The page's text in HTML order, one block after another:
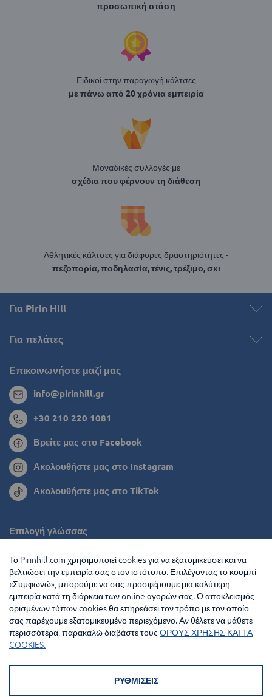
προσωπική στάση
Ειδικοί στην παραγωγή κάλτσες
με πάνω από 20 χρόνια εμπειρία
Μοναδικές συλλογές με
σχέδια που φέρνουν τη διάθεση
Αθλητικές κάλτσες για διάφορες δραστηριότητες -
πεζοπορία, ποδηλασία, τένις, τρέξιμο, σκι
Για Pirin Hill
Για πελάτες
Επικοινωνήστε μαζί μας
info@pirinhill.gr
+30 210 220 1081
Βρείτε μας στο Facebook
Ακολουθήστε μας στο Instagram
Ακολουθήστε μας στο TikTok
Επιλογή γλώσσας
Ρουμανία
Βουλγαρία
Ολλανδία
Γαλλία
Μέθοδοι πληρωμής:
Το Pirinhill.com χρησιμοποιεί cookies για να εξατομικεύσει και να
βελτιώσει την εμπειρία σας στον ιστότοπο. Επιλέγοντας το κουμπί
«Συμφωνώ», μπορούμε να σας προσφέρουμε μια καλύτερη
εμπειρία κατά τη διάρκεια των online αγορών σας. Ο αποκλεισμός
ορισμένων τύπων cookies θα επηρεάσει τον τρόπο με τον οποίο
σας παρέχουμε εξατομικευμένο περιεχόμενο. Αν θέλετε να μάθετε
περισσότερα, παρακαλώ διαβάστε τους ΟΡΟΥΣ ΧΡΗΣΗΣ ΚΑΙ ΤΑ
COOKIES.
ΡΥΘΜΙΣΕΙΣ